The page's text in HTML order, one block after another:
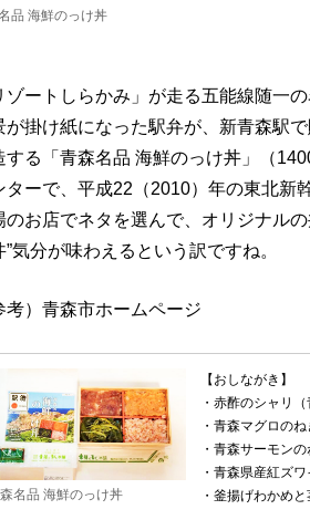
品 海鮮のっけ丼
ゾートしらかみ」が走る五能線随一
が掛け紙になった駅弁が、新青森駅
する「青森名品 海鮮のっけ丼」（
ターで、平成22（2010）年の東北新
のお店でネタを選んで、オリジナル
”気分が味わえるという訳ですね。
考）青森市ホームページ
名品 海鮮のっけ丼
【おしながき】
・赤酢のシャリ
・青森マグロの
・青森サーモン
・青森県産紅ズ
・釜揚げわかめ